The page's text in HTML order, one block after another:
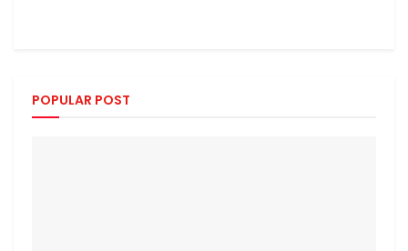
POPULAR POST